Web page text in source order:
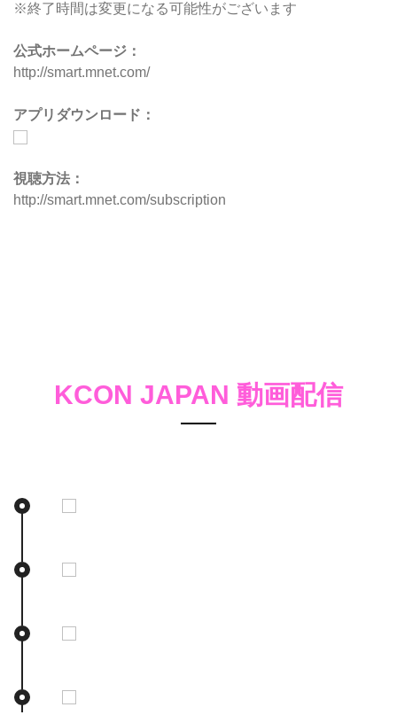
※終了時間は変更になる可能性がございます
公式ホームページ：
http://smart.mnet.com/
アプリダウンロード：
視聴方法：
http://smart.mnet.com/subscription
KCON JAPAN 動画配信